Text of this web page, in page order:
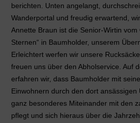
berichten. Unten angelangt,
Wanderportal und freudig erwartend,
Annette Braun ist die Senior-Wirtin vom
Sternen“ in Baumholder, unserem
Erleichtert werfen wir unsere
freuen uns über den Abholservice. Auf
erfahren wir, dass Baumholder mit
Einwohnern durch den dort ansässigen
ganz besonderes Miteinander mit den
pflegt und sich hieraus über die